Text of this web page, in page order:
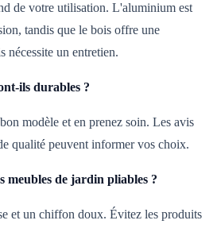
de votre utilisation. L'aluminium est
tandis que le bois offre une
nécessite un entretien.
ils durables ?
modèle et en prenez soin. Les avis
qualité peuvent informer vos choix.
meubles de jardin pliables ?
et un chiffon doux. Évitez les produits